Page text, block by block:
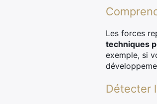
Les forces
techniques
exemple, si
Détecter